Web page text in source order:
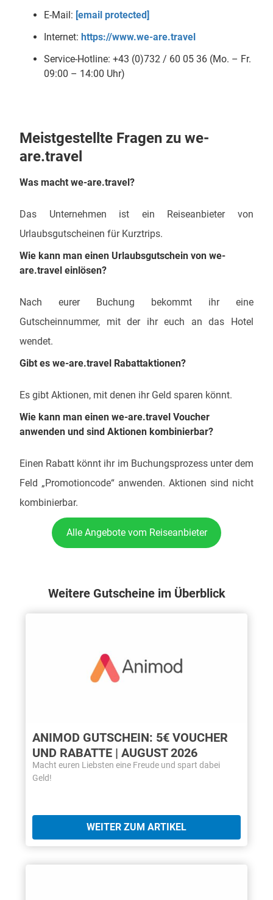
E-Mail: [email protected]
Internet: https://www.we-are.travel
Service-Hotline: +43 (0)732 / 60 05 36 (Mo. – Fr.
09:00 – 14:00 Uhr)
Meistgestellte Fragen zu we-
are.travel
Was macht we-are.travel?
Das Unternehmen ist ein Reiseanbieter von
Urlaubsgutscheinen für Kurztrips.
Wie kann man einen Urlaubsgutschein von we-
are.travel einlösen?
Nach eurer Buchung bekommt ihr eine
Gutscheinnummer, mit der ihr euch an das Hotel
wendet.
Gibt es we-are.travel Rabattaktionen?
Es gibt Aktionen, mit denen ihr Geld sparen könnt.
Wie kann man einen we-are.travel Voucher
anwenden und sind Aktionen kombinierbar?
Einen Rabatt könnt ihr im Buchungsprozess unter dem
Feld „Promotioncode“ anwenden. Aktionen sind nicht
kombinierbar.
Alle Angebote vom Reiseanbieter
Weitere Gutscheine im Überblick
ANIMOD GUTSCHEIN: 5€ VOUCHER
UND RABATTE | AUGUST 2026
Macht euren Liebsten eine Freude und spart dabei
Geld!
WEITER ZUM ARTIKEL